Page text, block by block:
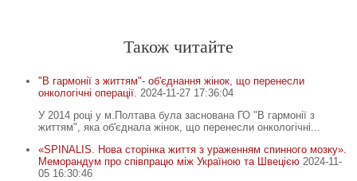
Також читайте
"В гармонії з життям"- об'єднання жінок, що перенесли
онкологічні операції. 2024-11-27 17:36:04
У 2014 році у м.Полтава була заснована ГО "В гармонії з
життям", яка об'єднала жінок, що перенесли онкологічні...
«SPINALIS. Нова сторінка життя з ураженням спинного мозку».
Меморандум про співпрацю між Україною та Швецією 2024-11-
05 16:30:46